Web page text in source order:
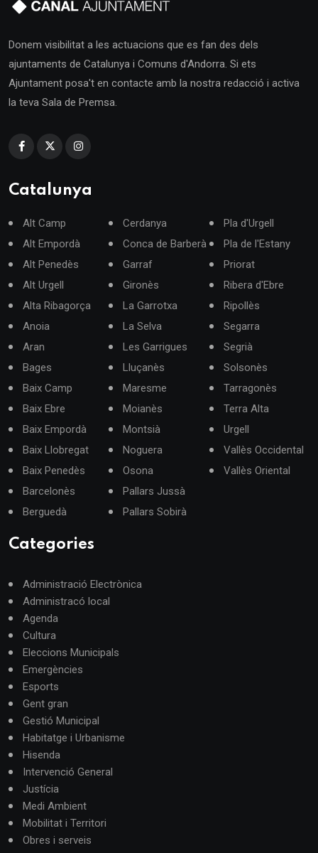
Donem visibilitat a les actuacions que es fan des dels
ajuntaments de Catalunya i Comuns d'Andorra. Si ets
Ajuntament posa't en contacte amb la nostra redacció i activa
la teva Sala de Premsa.
Catalunya
Alt Camp
Alt Empordà
Alt Penedès
Alt Urgell
Alta Ribagorça
Anoia
Aran
Bages
Baix Camp
Baix Ebre
Baix Empordà
Baix Llobregat
Baix Penedès
Barcelonès
Berguedà
Cerdanya
Conca de Barberà
Garraf
Gironès
La Garrotxa
La Selva
Les Garrigues
Lluçanès
Maresme
Moianès
Montsià
Noguera
Osona
Pallars Jussà
Pallars Sobirà
Pla d'Urgell
Pla de l'Estany
Priorat
Ribera d'Ebre
Ripollès
Segarra
Segrià
Solsonès
Tarragonès
Terra Alta
Urgell
Vallès Occidental
Vallès Oriental
Categories
Administració Electrònica
Administracó local
Agenda
Cultura
Eleccions Municipals
Emergències
Esports
Gent gran
Gestió Municipal
Habitatge i Urbanisme
Hisenda
Intervenció General
Justícia
Medi Ambient
Mobilitat i Territori
Obres i serveis